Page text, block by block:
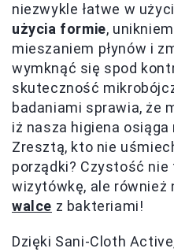
niezwykle łatwe w
użycia formie,
mieszaniem płynów i
wymknąć się spod
skuteczność
badaniami sprawia, że
iż nasza higiena
Zresztą, kto nie
porządki? Czystość
wizytówkę, ale
walce z bakteriami!
Dzięki Sani-Cloth